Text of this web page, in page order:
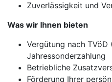
Zuverlässigkeit und
Was wir Ihnen bieten
Vergütung nach TVöD
Jahressonderzahlung
Betriebliche
Förderung Ihrer